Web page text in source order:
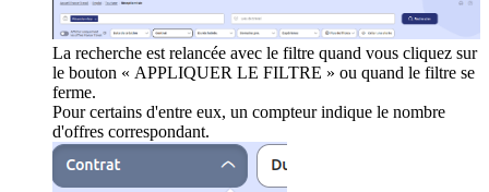
La recherche est relancée avec le filtre quand vous cliquez sur
le bouton « APPLIQUER LE FILTRE » ou quand le filtre se
ferme.
Pour certains d'entre eux, un compteur indique le nombre
d'offres correspondant.